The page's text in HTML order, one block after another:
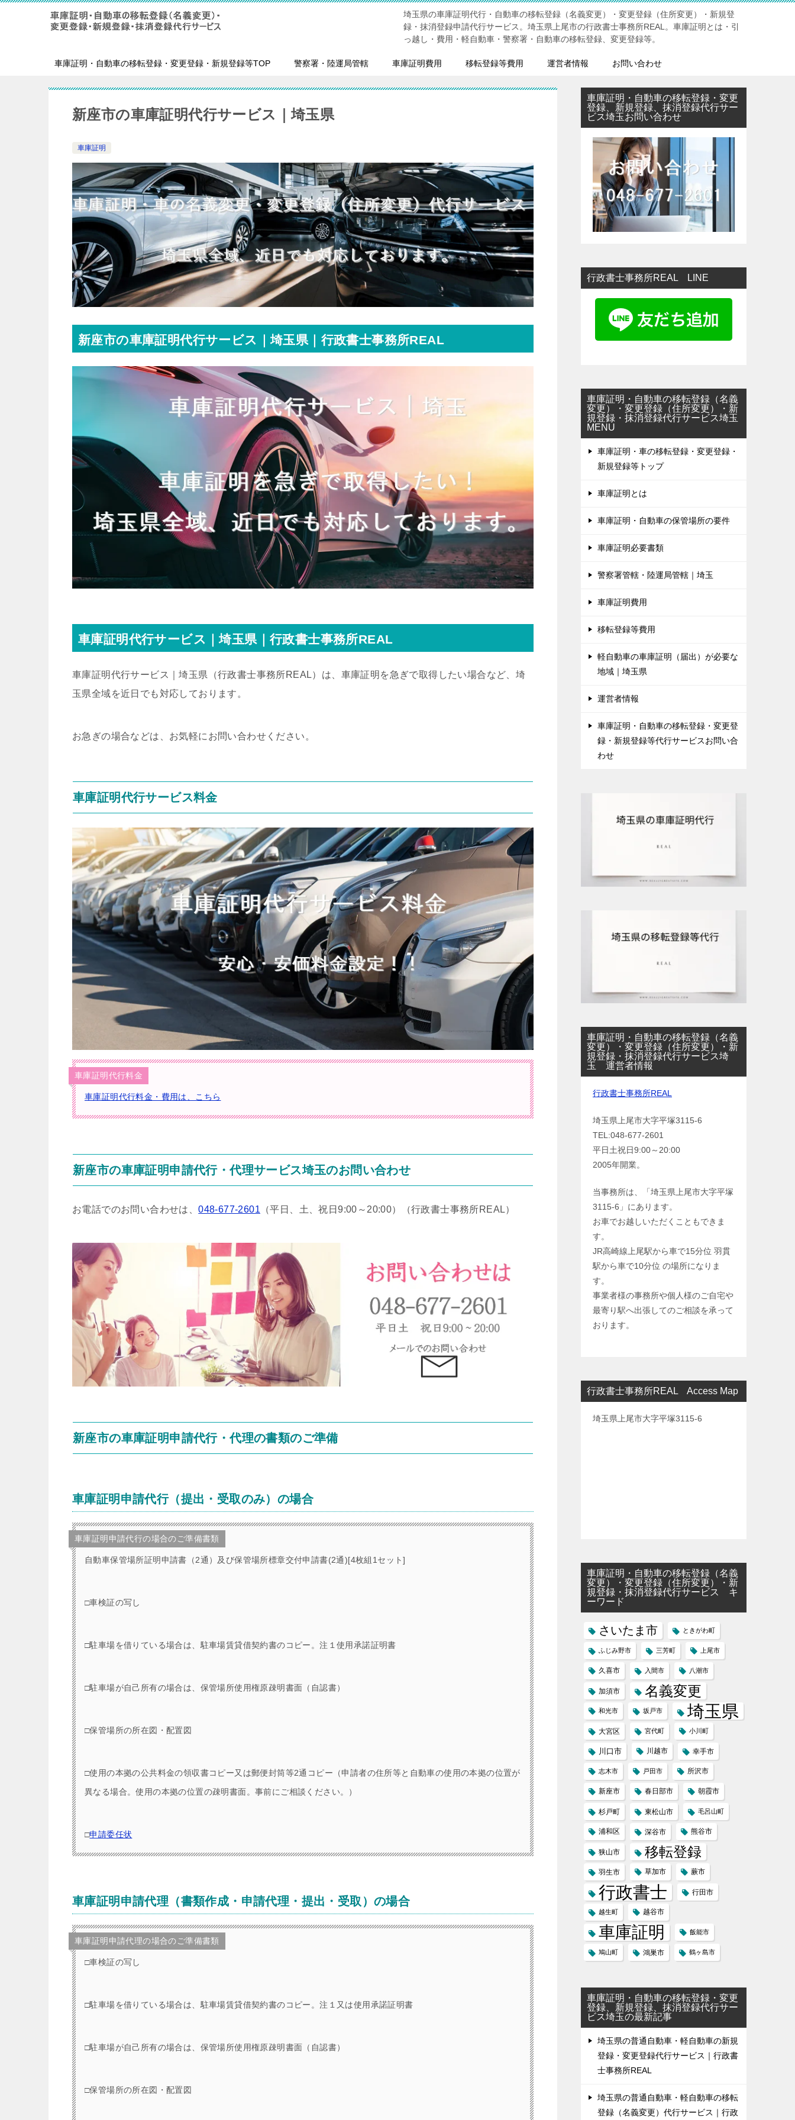
埼玉県の車庫証明代行・自動車の移転登録（名義変更）・変更登録（住所変更）・新規登
録・抹消登録申請代行サービス。埼玉県上尾市の行政書士事務所REAL。車庫証明とは・引
っ越し・費用・軽自動車・警察署・自動車の移転登録、変更登録等。
車庫証明・自動車の移転登録・変更登録・新規登録等TOP 警察署・陸運局管轄 車庫証明費用 移転登録等費用 運営者情報 お問い合わせ
新座市の車庫証明代行サービス｜埼玉県
車庫証明
新座市の車庫証明代行サービス｜埼玉県｜行政書士事務所REAL
車庫証明代行サービス｜埼玉県｜行政書士事務所REAL
車庫証明代行サービス｜埼玉県 （行政書士事務所REAL） は、車庫証明を急ぎで取得したい場合など、埼
玉県全域を近日でも対応しております。
お急ぎの場合などは、お気軽にお問い合わせください。
車庫証明代行サービス料金
車庫証明代行料金
車庫証明代行料金・費用は、こちら
新座市の車庫証明申請代行・代理サービス埼玉のお問い合わせ
お電話でのお問い合わせは、048-677-2601 （平日、土、祝日9:00～20:00） （行政書士事務所REAL）
新座市の車庫証明申請代行・代理の書類のご準備
車庫証明申請代行（提出・受取のみ）の場合
車庫証明申請代行の場合のご準備書類
自動車保管場所証明申請書（2通）及び保管場所標章交付申請書(2通)[4枚組1セット]
□車検証の写し
□駐車場を借りている場合は、駐車場賃貸借契約書のコピー。注１使用承諾証明書
□駐車場が自己所有の場合は、保管場所使用権原疎明書面（自認書）
□保管場所の所在図・配置図
□使用の本拠の公共料金の領収書コピー又は郵便封筒等2通コピー（申請者の住所等と自動車の使用の本拠の位置が
異なる場合。使用の本拠の位置の疎明書面。事前にご相談ください。）
□申請委任状
車庫証明申請代理（書類作成・申請代理・提出・受取）の場合
車庫証明申請代理の場合のご準備書類
□車検証の写し
□駐車場を借りている場合は、駐車場賃貸借契約書のコピー。注１又は使用承諾証明書
□駐車場が自己所有の場合は、保管場所使用権原疎明書面（自認書）
□保管場所の所在図・配置図
車庫証明・自動車の移転登録・変更
登録、新規登録、抹消登録代行サー
ビス埼玉お問い合わせ
行政書士事務所REAL LINE
車庫証明・自動車の移転登録（名義
変更）・変更登録（住所変更）・新
規登録・抹消登録代行サービス埼玉
MENU
車庫証明・車の移転登録・変更登録・
新規登録等トップ
車庫証明とは
車庫証明・自動車の保管場所の要件
車庫証明必要書類
警察署管轄・陸運局管轄｜埼玉
車庫証明費用
移転登録等費用
軽自動車の車庫証明（届出）が必要な
地域｜埼玉県
運営者情報
車庫証明・自動車の移転登録・変更登
録・新規登録等代行サービスお問い合
わせ
車庫証明・自動車の移転登録（名義
変更）・変更登録（住所変更）・新
規登録・抹消登録代行サービス埼
玉 運営者情報
行政書士事務所REAL
埼玉県上尾市大字平塚3115-6
TEL:048-677-2601
平日土祝日9:00～20:00
2005年開業。
当事務所は、「埼玉県上尾市大字平塚
3115-6」にあります。
お車でお越しいただくこともできま
す。
JR高崎線上尾駅から車で15分位 羽貫
駅から車で10分位 の場所になりま
す。
事業者様の事務所や個人様のご自宅や
最寄り駅へ出張してのご相談を承って
おります。
行政書士事務所REAL Access Map
埼玉県上尾市大字平塚3115-6
車庫証明・自動車の移転登録（名義
変更）・変更登録（住所変更）・新
規登録・抹消登録代行サービス キ
ーワード
さいたま市 ときがわ町
ふじみ野市 三芳町 上尾市
久喜市 入間市 八潮市
加須市 名義変更
和光市 坂戸市 埼玉県
大宮区 宮代町 小川町
川口市 川越市 幸手市
志木市 戸田市 所沢市
新座市 春日部市 朝霞市
杉戸町 東松山市 毛呂山町
浦和区 深谷市 熊谷市
狭山市 移転登録
羽生市 草加市 蕨市
行政書士 行田市
越生町 越谷市
車庫証明 飯能市
鳩山町 鴻巣市 鶴ヶ島市
車庫証明・自動車の移転登録・変更
登録、新規登録、抹消登録代行サー
ビス埼玉の最新記事
埼玉県の普通自動車・軽自動車の新規
登録・変更登録代行サービス｜行政書
士事務所REAL
埼玉県の普通自動車・軽自動車の移転
登録（名義変更）代行サービス｜行政